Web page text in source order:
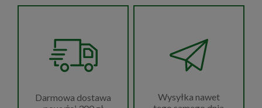
Darmowa dostawa
Wysyłka nawet